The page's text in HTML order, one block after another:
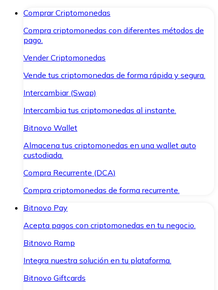
Comprar Criptomonedas
Compra criptomonedas con diferentes métodos de
pago.
Vender Criptomonedas
Vende tus criptomonedas de forma rápida y segura.
Intercambiar (Swap)
Intercambia tus criptomonedas al instante.
Bitnovo Wallet
Almacena tus criptomonedas en una wallet auto
custodiada.
Compra Recurrente (DCA)
Compra criptomonedas de forma recurrente.
Bitnovo Pay
Acepta pagos con criptomonedas en tu negocio.
Bitnovo Ramp
Integra nuestra solución en tu plataforma.
Bitnovo Giftcards